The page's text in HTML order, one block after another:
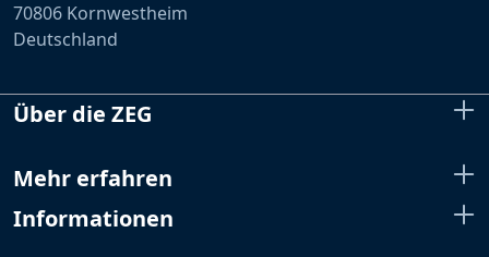
70806 Kornwestheim
Deutschland
Über die ZEG
Mehr erfahren
Informationen